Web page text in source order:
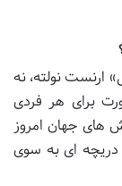
ارنست نولته، نه
برای هر فردی
های جهان امروز
دریچه ای به سوی